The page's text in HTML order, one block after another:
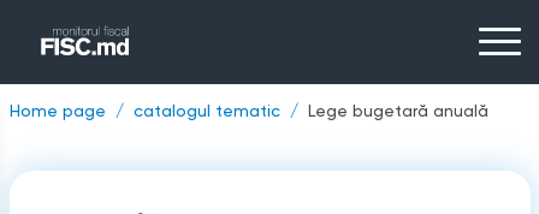
Home page catalogul tematic Lege bugetară anuală